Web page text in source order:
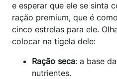
e esperar que ele se sinta
ração premium, que é
cinco estrelas para ele.
colocar na tigela dele:
Ração seca: a base
nutrientes.